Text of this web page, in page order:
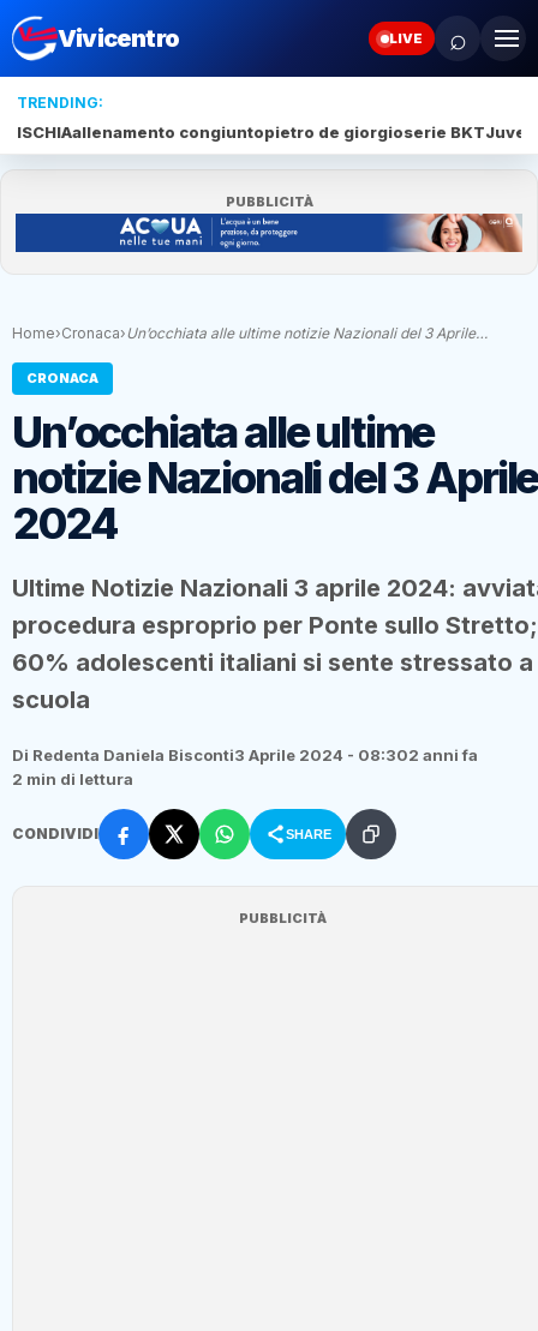
Vivicentro LIVE ⌕
TRENDING:
ISCHIAallenamento congiuntopietro de giorgioserie BKTJuve
PUBBLICITÀ
Home›Cronaca›Un’occhiata alle ultime notizie Nazionali del 3 Aprile…
CRONACA
Un’occhiata alle ultime
notizie Nazionali del 3 Aprile
2024
Ultime Notizie Nazionali 3 aprile 2024:
procedura esproprio per Ponte sullo Stretto;
60% adolescenti italiani si sente stressato a
scuola
Di Redenta Daniela Bisconti3 Aprile 2024 - 08:302 anni fa
2 min di lettura
CONDIVIDI SHARE
PUBBLICITÀ